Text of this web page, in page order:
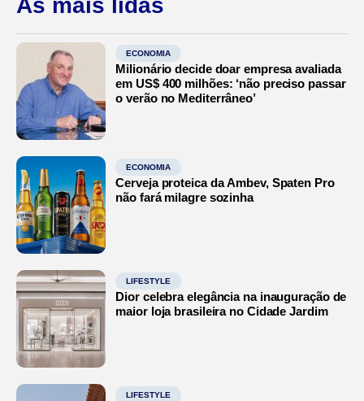
As mais lidas
ECONOMIA
Milionário decide doar empresa avaliada
em US$ 400 milhões: ‘não preciso passar
o verão no Mediterrâneo’
ECONOMIA
Cerveja proteica da Ambev, Spaten Pro
não fará milagre sozinha
LIFESTYLE
Dior celebra elegância na inauguração de
maior loja brasileira no Cidade Jardim
LIFESTYLE